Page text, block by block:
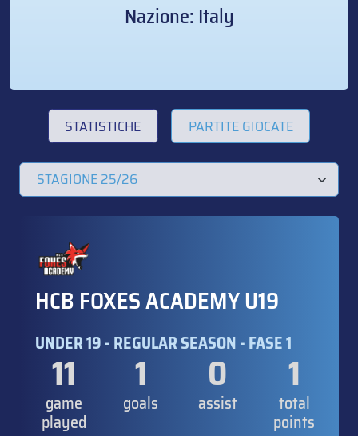
Nazione: Italy
STATISTICHE PARTITE GIOCATE
HCB FOXES ACADEMY U19
UNDER 19 - REGULAR SEASON - FASE 1
11
game
played
1
goals
0
assist
1
total
points